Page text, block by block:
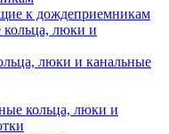
к дождеприемникам
люки и канальные
кольца, люки и